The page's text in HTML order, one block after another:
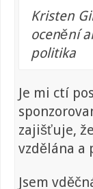
Kristen
ocenění
politika
Je mi ctí
zajišťuje,
vzdělána a
Jsem